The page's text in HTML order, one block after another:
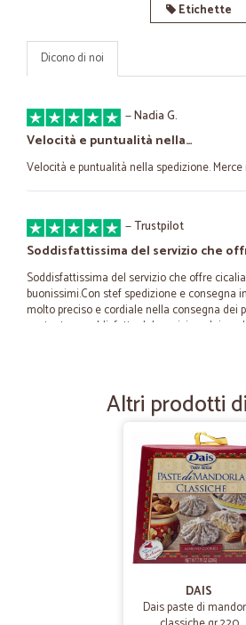
Etichette
Dicono di noi
—Nadia G.
Velocità e puntualità nella…
Velocità e puntualità nella spedizione.
—Trustpilot
Soddisfattissima del servizio che
Soddisfattissima del servizio che offre
buonissimi.Con stef spedizione e consegna
molto preciso e cordiale nella consegna dei
contenta e soddisfatta del servizio e dei
—Robert S.
Un servizio e consegna eccezionale!
Un servizio e consegna eccezionale!Sempre
Chiara F.
Spesa arrivata puntualmente. Pacco integro,
Altri prodotti
DAIS
Dais paste di